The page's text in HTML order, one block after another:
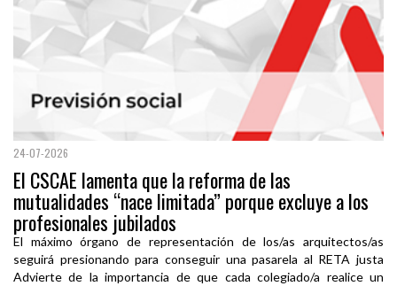
24-07-2026
El CSCAE lamenta que la reforma de las
mutualidades “nace limitada” porque excluye a los
profesionales jubilados
El máximo órgano de representación de los/as arquitectos/as
seguirá presionando para conseguir una pasarela al RETA justa
Advierte de la importancia de que cada colegiado/a realice un